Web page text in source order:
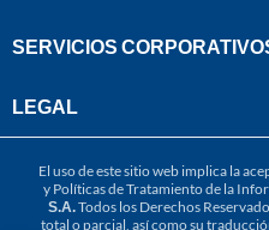
SERVICIOS
LEGAL
El uso de este sitio web implica la
y Políticas de Tratamiento de la
S.A.Todos los Derechos
total o parcial, así como su